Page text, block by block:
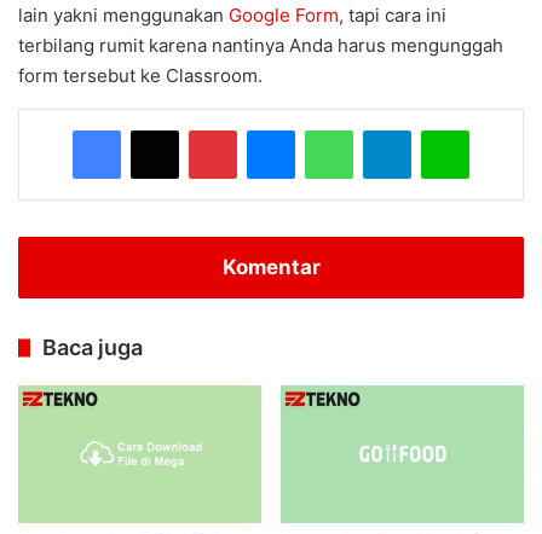
lain yakni menggunakan Google Form, tapi cara ini
terbilang rumit karena nantinya Anda harus mengunggah
form tersebut ke Classroom.
Facebook
X PinterestMessengerWhatsAppTelegramLine
Komentar
Baca juga